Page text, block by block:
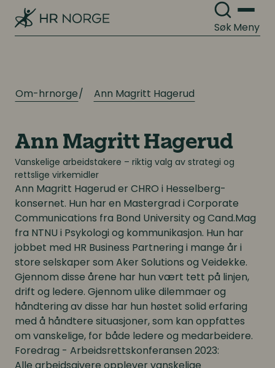
SøkMeny
Om-hrnorge Ann Magritt Hagerud
Ann Magritt Hagerud
Vanskelige arbeidstakere – riktig valg av strategi og
rettslige virkemidler
Ann Magritt Hagerud er CHRO i Hesselberg-
konsernet. Hun har en Mastergrad i Corporate
Communications fra Bond University og Cand.Mag
fra NTNU i Psykologi og kommunikasjon. Hun har
jobbet med HR Business Partnering i mange år i
store selskaper som Aker Solutions og Veidekke.
Gjennom disse årene har hun vært tett på linjen,
drift og ledere. Gjennom ulike dilemmaer og
håndtering av disse har hun høstet solid erfaring
med å håndtere situasjoner, som kan oppfattes
om vanskelige, for både ledere og medarbeidere.
Foredrag - Arbeidsrettskonferansen 2023: